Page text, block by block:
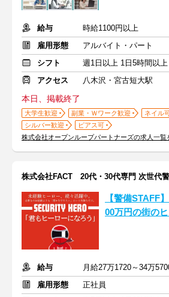
給与
時給1100円以上
雇用形態
アルバイト・パート
シフト
週1日以上 1日5時間以上
アクセス
八木沢・宮古短大駅
本日、掲載終了
大学生歓迎 副業・Ｗワーク歓迎
ネイル
シルバー歓迎
ピアス可
株式会社オープンループパートナーズの求人一覧
株式会社FACT 20代・30代専門 次世代
【警備STAFF
00万円の街の
給与
月給27万1720～34万
雇用形態
正社員